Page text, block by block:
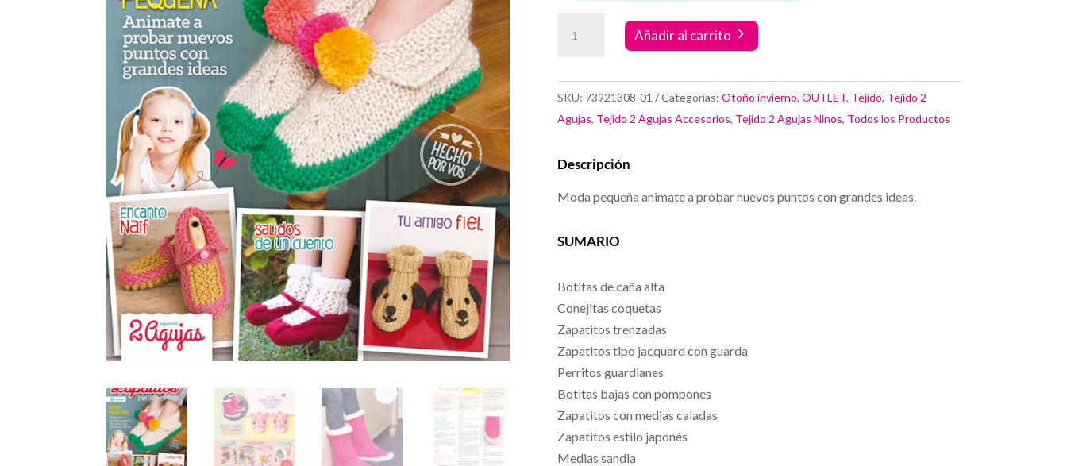
Añadir al carrito
SKU: 73921308-01 Categorías: Otoño invierno, OUTLET, Tejido, Tejido 2
Agujas, Tejido 2 Agujas Accesorios, Tejido 2 Agujas Ninos, Todos los Productos
Descripción
Moda pequeña animate a probar nuevos puntos con grandes ideas.
SUMARIO
Botitas de caña alta
Conejitas coquetas
Zapatitos trenzadas
Zapatitos tipo jacquard con guarda
Perritos guardianes
Botitas bajas con pompones
Zapatitos con medias caladas
Zapatitos estilo japonés
Medias sandia